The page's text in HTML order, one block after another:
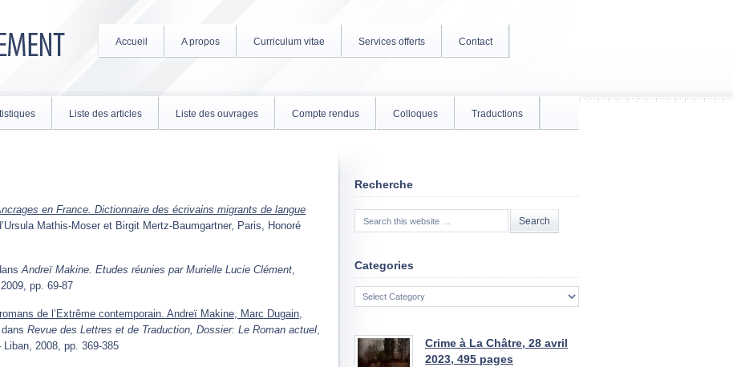
Accueil A propos Curriculum vitae Services offerts Contact
Liste des articles Liste des ouvrages Compte rendus Colloques Traductions
en France. Dictionnaire des écrivains migrants de langue
Mathis-Moser et Birgit Mertz-Baumgartner, Paris, Honoré
Andreï Makine. Etudes réunies par Murielle Lucie Clément,
pp. 69-87
de l’Extrême contemporain. Andreï Makine, Marc Dugain,
dans Revue des Lettres et de Traduction, Dossier: Le Roman actuel,
2008, pp. 369-385
Recherche
Categories
Categories
Crime à La Châtre, 28 avril
2023, 495 pages